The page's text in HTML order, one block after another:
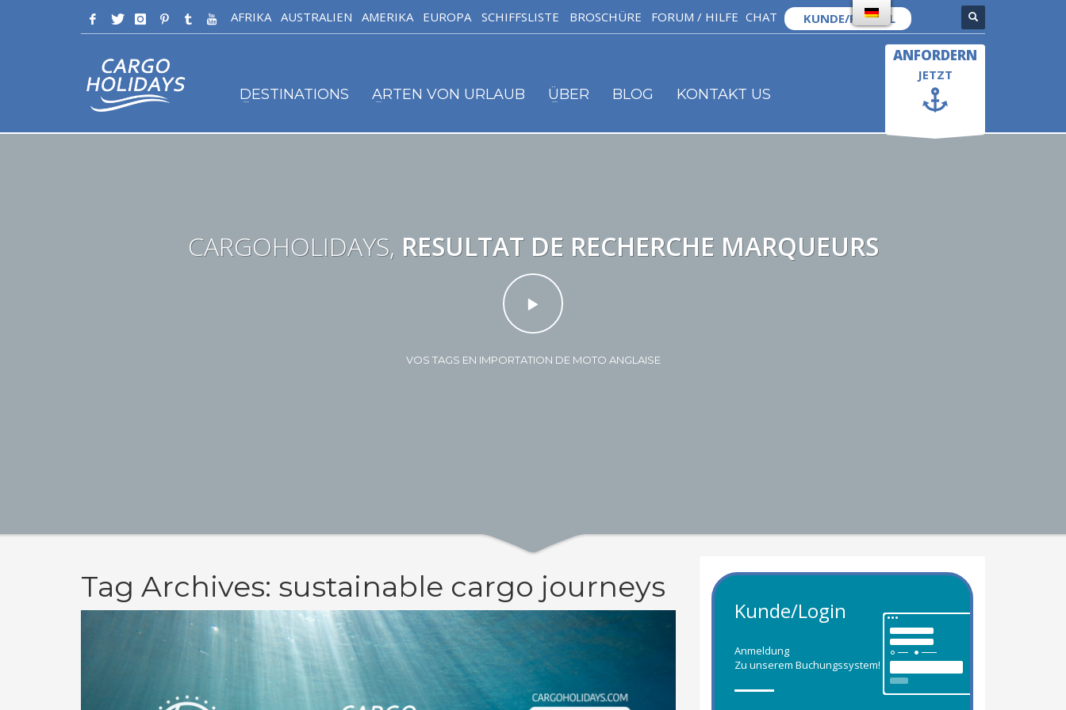
AFRIKA AUSTRALIEN AMERIKA EUROPA SCHIFFSLISTE BROSCHÜRE FORUM / HILFE CHAT KUNDE/PORTAL
DESTINATIONS ARTEN VON URLAUB ÜBER BLOG KONTAKT US
ANFORDERN
JETZT
CARGOHOLIDAYS, RESULTAT DE RECHERCHE MARQUEURS
VOS TAGS EN IMPORTATION DE MOTO ANGLAISE
Tag Archives: sustainable cargo journeys
Kunde/Login
Anmeldung
Zu unserem Buchungssystem!